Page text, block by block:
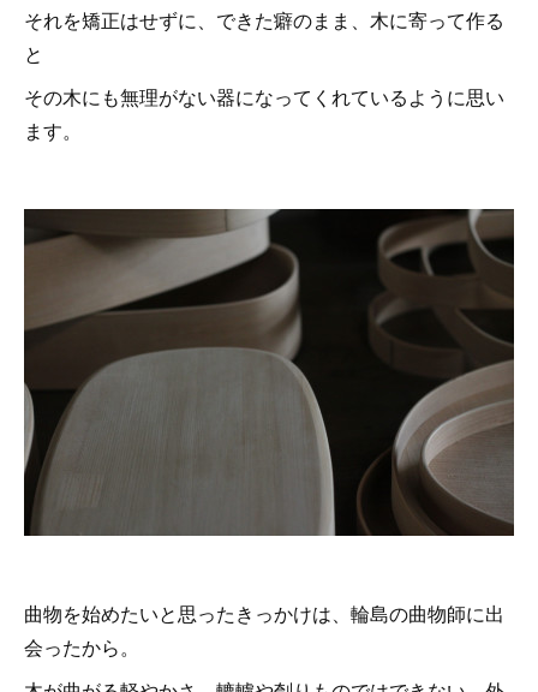
それを矯正はせずに、できた癖のまま、木に寄って作る
と
その木にも無理がない器になってくれているように思い
ます。
曲物を始めたいと思ったきっかけは、輪島の曲物師に出
会ったから。